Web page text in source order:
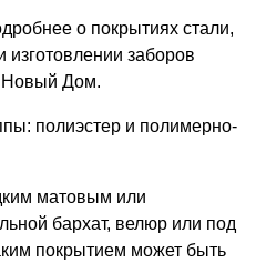
о покрытиях стали,
заборов
Новый Дом.
полиэстер и полимерно-
матовым или
бархат, велюр или под
покрытием может быть